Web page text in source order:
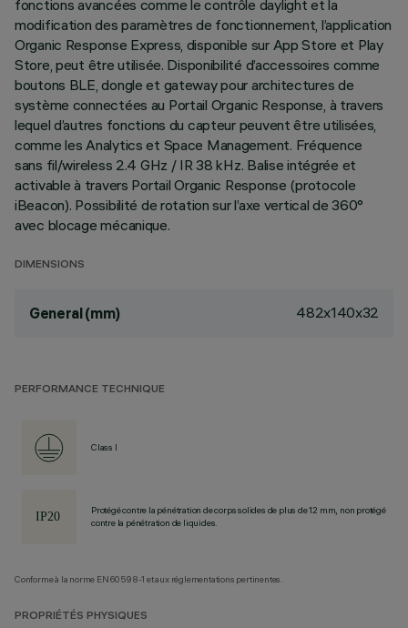
fonctions avancées comme le contrôle daylight et la
modification des paramètres de fonctionnement, l’application
Organic Response Express, disponible sur App Store et Play
Store, peut être utilisée. Disponibilité d’accessoires comme
boutons BLE, dongle et gateway pour architectures de
système connectées au Portail Organic Response, à travers
lequel d’autres fonctions du capteur peuvent être utilisées,
comme les Analytics et Space Management. Fréquence
sans fil/wireless 2.4 GHz / IR 38 kHz. Balise intégrée et
activable à travers Portail Organic Response (protocole
iBeacon). Possibilité de rotation sur l’axe vertical de 360°
avec blocage mécanique.
DIMENSIONS
General (mm) 482x140x32
PERFORMANCE TECHNIQUE
Class I
Protégé contre la pénétration de corps solides de plus de 12 mm, non protégé
contre la pénétration de liquides.
Conforme à la norme EN60598-1 et aux réglementations pertinentes.
PROPRIÉTÉS PHYSIQUES